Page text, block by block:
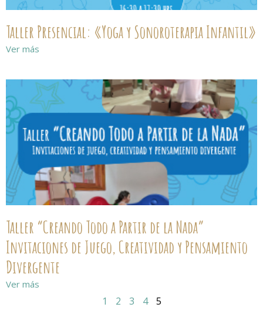
Taller Presencial: «Yoga y Sonoroterapia Infantil»
Ver más
Taller “Creando Todo a Partir de la Nada”
Invitaciones de Juego, Creatividad y Pensamiento
Divergente
Ver más
1 2 3 4 5